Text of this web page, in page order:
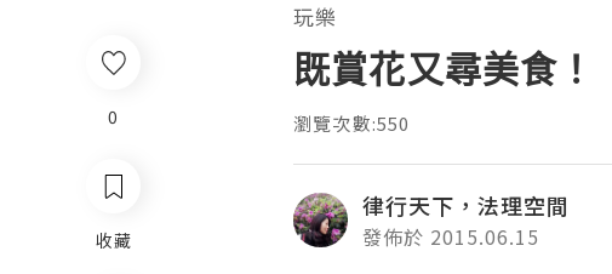
玩樂
既賞花又尋美食！
瀏覽次數:550
律行天下，法理空間
發佈於 2015.06.15
0
收藏